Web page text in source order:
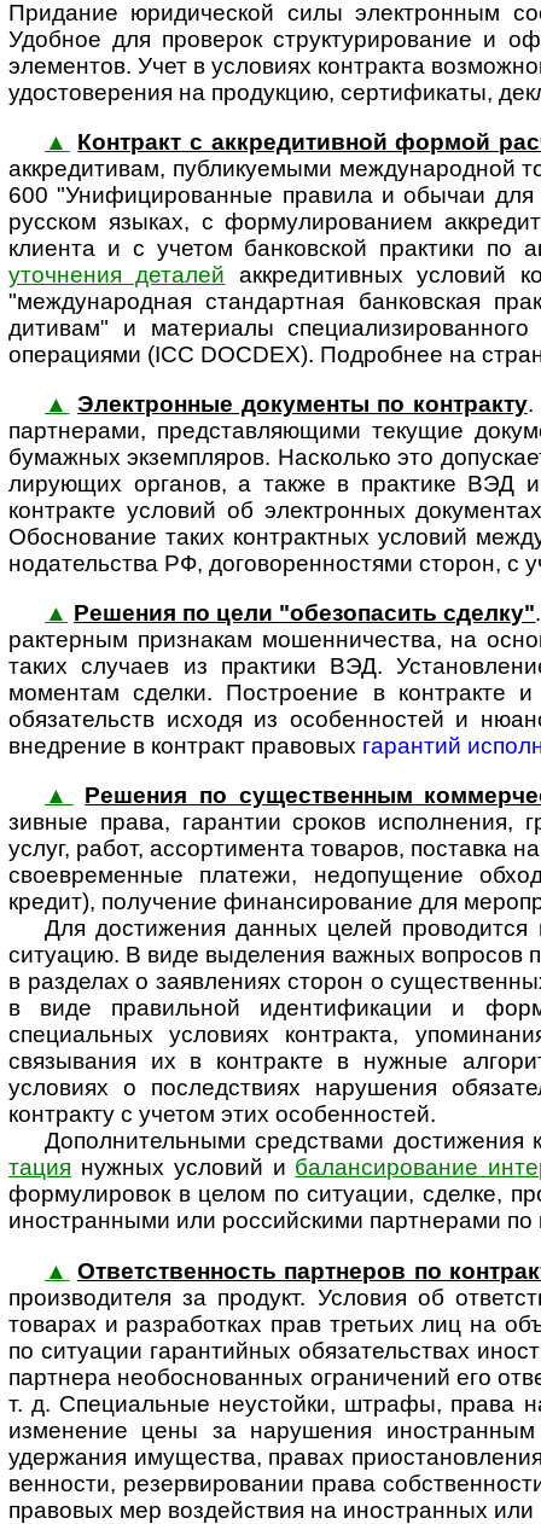
Придание юридической силы электронным
Удобное для проверок структурирование и
элементов. Учет в условиях контракта
удостоверения на продукцию, сертификаты,
▲
Контракт с аккредитивной формой
аккре­ди­ти­вам, публикуемыми
600 "Унифи­циро­ванные правила и обычаи для
русском языках, с формули­рованием
клиента и с учетом банковской практики по
уточнения деталей аккредитивных условий
"между­на­род­ная стандартная банковская
дитивам" и материалы
операциями (ICC DOCDEX). Подробнее на
▲ Электронные документы по контракту.
партнерами, представ­ляющими текущие
бумажных экземпляров. Насколько это
ли­ру­ю­щих органов, а также в практике ВЭД
контракте условий об электронных
Обосно­вание таких контрактных условий
но­да­тель­ства РФ, договоренностями сторон, с
▲ Решения по цели "обезопасить сделку"
рак­тер­ным признакам мошен­ничества, на
таких случаев из практики ВЭД.
моментам сделки. Построение в контракте
обязательств исходя из особенностей и
внедрение в контракт правовых гарантий
▲
Решения по существенным
зивные права, гарантии сроков исполнения,
услуг, работ, ассортимента товаров, поставка
своевременные платежи, недопу­щение
кредит), получение финан­сиро­вание для
Для достижения данных целей проводится
ситуацию. В виде выделения важных вопросов
в разделах о заявлениях сторон о
в виде правиль­ной иденти­фикации и
специальных условиях контракта,
связывания их в контракте в нужные
условиях о последствиях нарушения
контракту с учетом этих особенностей.
Дополнительными средствами достижения
тация нужных условий и балансирование
формулировок в целом по ситуации, сделке,
ино­стран­ными или рос­сий­скими партнерами по
▲ Ответственность партнеров по
про­из­во­ди­теля за продукт. Условия об
товарах и разработках прав третьих лиц на
по ситуации гарантийных обязательствах
партнера необо­сно­ван­ных ограни­чений его
т. д. Специальные неустойки, штрафы, права
изменение цены за нарушения ино­стран­ным
удержания имущества, правах
венности, резервировании права
правовых мер воздействия на ино­стран­ных или